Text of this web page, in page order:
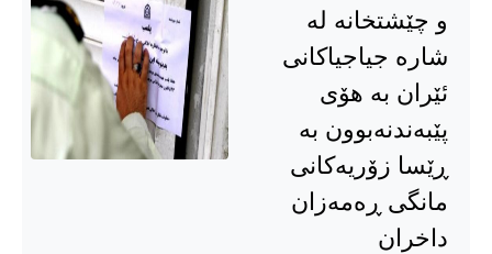
و چێشتخانە لە
شارە جیاجیاکانی
ئێران بە هۆی
پێبەندنەبوون بە
ڕێسا زۆریەکانی
مانگی ڕەمەزان
داخران